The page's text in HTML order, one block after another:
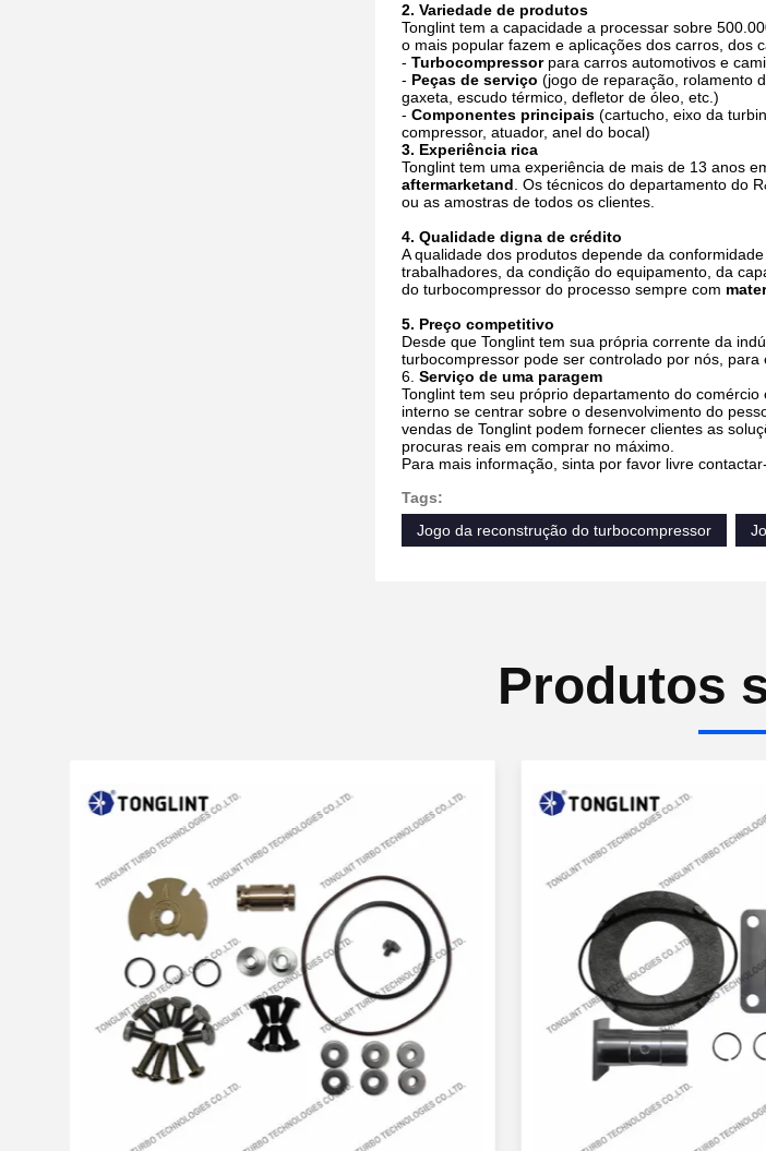
2. Variedade de produtos
Tonglint tem a capacidade a processar sobre
o mais popular fazem e aplicações dos carros, dos
- Turbocompressor para carros automotivos e
- Peças de serviço (jogo de reparação, rolamento
gaxeta, escudo térmico, defletor de óleo, etc.)
- Componentes principais (cartucho, eixo da
compressor, atuador, anel do bocal)
3. Experiência rica
Tonglint tem uma experiência de mais de 13 anos
aftermarketand . Os técnicos do departamento do
ou as amostras de todos os clientes.
4. Qualidade digna de crédito
A qualidade dos produtos depende da
trabalhadores, da condição do equipamento, da
do turbocompressor do processo sempre com
5. Preço competitivo
Desde que Tonglint tem sua própria corrente da
turbocompressor pode ser controlado por nós, para
6. Serviço de uma paragem
Tonglint tem seu próprio departamento do
interno se centrar sobre o desenvolvimento do
vendas de Tonglint podem fornecer clientes as
procuras reais em comprar no máximo.
Para mais informação, sinta por favor livre
Tags:
Jogo da reconstrução do turbocompressor
Produtos